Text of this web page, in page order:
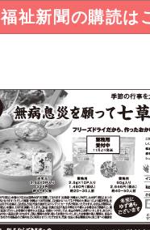
福祉新聞の購読は